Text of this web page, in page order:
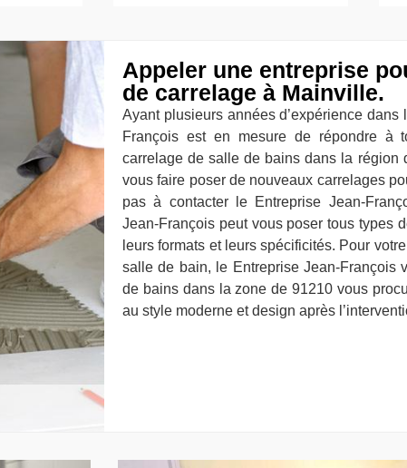
Appeler une entreprise
de carrelage à Mainville.
Ayant plusieurs années d’expérience
François est en mesure de répondre à
carrelage de salle de bains dans la région
vous faire poser de nouveaux carrelages
pas à contacter le Entreprise Jean-
Jean-François peut vous poser tous types
leurs formats et leurs spécificités. Pour
salle de bain, le Entreprise Jean-François
de bains dans la zone de 91210 vous
au style moderne et design après